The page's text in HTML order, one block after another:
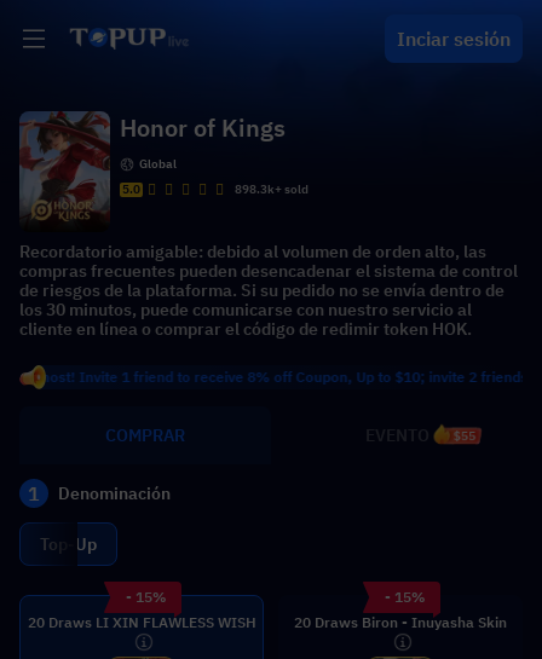
Inciar sesión
Honor of Kings
Global
5.0
898.3k+ sold
Recordatorio amigable: debido al volumen de orden alto, las
compras frecuentes pueden desencadenar el sistema de control
de riesgos de la plataforma. Si su pedido no se envía dentro de
los 30 minutos, puede comunicarse con nuestro servicio al
cliente en línea o comprar el código de redimir token HOK.
Invite 1 friend to receive 8% off Coupon, Up to $10; invite 2 friends to
COMPRAR $55
1 Denominación
Top-Up
- 15%
20 Draws LI XIN FLAWLESS WISH
- 15%
20 Draws Biron - Inuyasha Skin